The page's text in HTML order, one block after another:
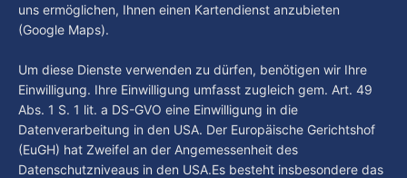
uns ermöglichen, Ihnen einen Kartendienst anzubieten
(Google Maps).
Um diese Dienste verwenden zu dürfen, benötigen wir Ihre
Einwilligung. Ihre Einwilligung umfasst zugleich gem. Art. 49
Abs. 1 S. 1 lit. a DS-GVO eine Einwilligung in die
Datenverarbeitung in den USA. Der Europäische Gerichtshof
(EuGH) hat Zweifel an der Angemessenheit des
Datenschutzniveaus in den USA.Es besteht insbesondere das